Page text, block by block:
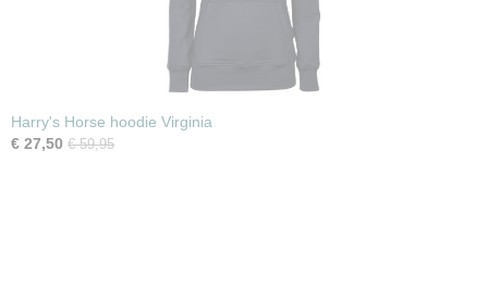
Harry's Horse hoodie Virginia
€ 27,50 € 59,95